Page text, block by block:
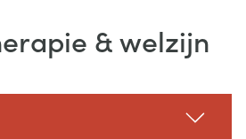
& welzijn